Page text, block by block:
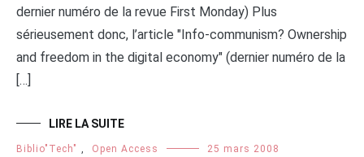
dernier numéro de la revue First Monday) Plus
sérieusement donc, l’article "Info-communism? Ownership
and freedom in the digital economy" (dernier numéro de la
[…]
LIRE LA SUITE
Biblio"Tech" Open Access 25 mars 2008